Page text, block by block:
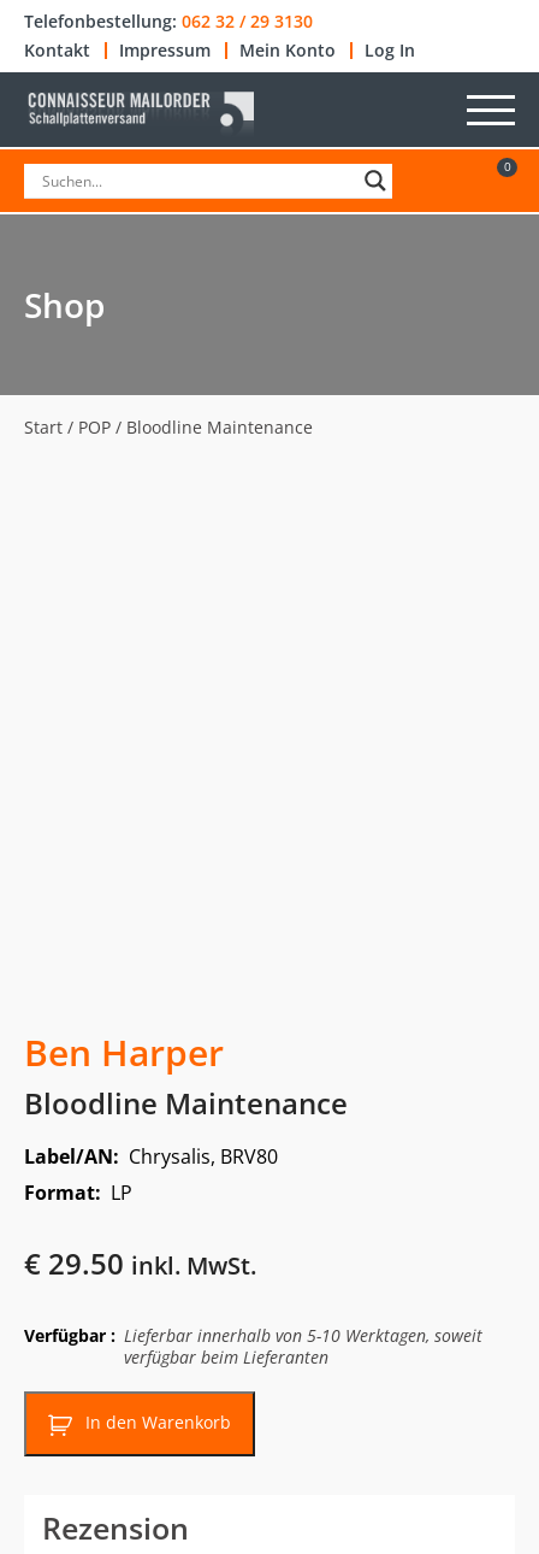
Telefonbestellung: 062 32 / 29 3130
Kontakt
Impressum Mein Konto Log In
0
Shop
Start / POP / Bloodline Maintenance
Ben Harper
Bloodline Maintenance
Label/AN: Chrysalis, BRV80
Format: LP
€ 29.50 inkl. MwSt.
Verfügbar : Lieferbar innerhalb von 5-10 Werktagen, soweit
verfügbar beim Lieferanten
In den Warenkorb
Rezension